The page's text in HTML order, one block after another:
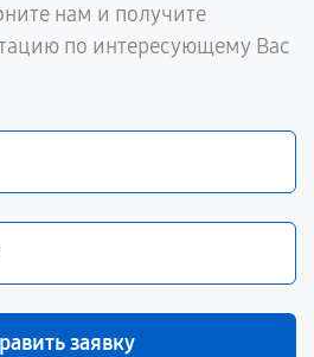
нам и получите
по интересующему Вас
заявку